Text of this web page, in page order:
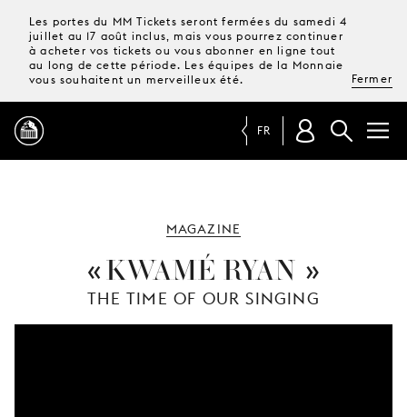
Les portes du MM Tickets seront fermées du samedi 4
juillet au 17 août inclus, mais vous pourrez continuer
à acheter vos tickets ou vous abonner en ligne tout
au long de cette période. Les équipes de la Monnaie
vous souhaitent un merveilleux été.
Fermer
TICKETS &
FR
MAGAZINE
KWAMÉ RYAN
THE TIME OF OUR SINGING